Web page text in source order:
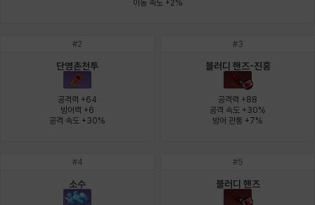
이안 재키
크레이버 타지아
이동 속도 +2%
#2
단영촌천투
공격력 +64
방어력 +6
공격 속도 +30%
#3
블러디 핸즈-진홍
공격력 +88
공격 속도 +30%
방어 관통 +7%
#4
소수
#5
블러디 핸즈